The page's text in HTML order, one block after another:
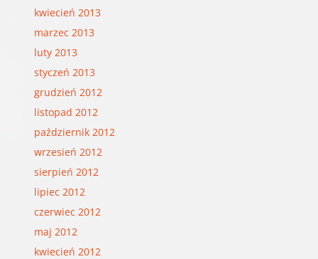
kwiecień 2013
marzec 2013
luty 2013
styczeń 2013
grudzień 2012
listopad 2012
październik 2012
wrzesień 2012
sierpień 2012
lipiec 2012
czerwiec 2012
maj 2012
kwiecień 2012